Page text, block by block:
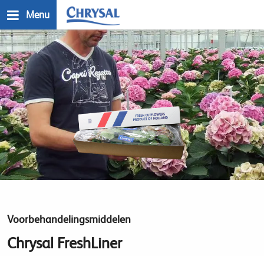
to
main
content
Menu
Voorbehandelingsmiddelen
Chrysal FreshLiner